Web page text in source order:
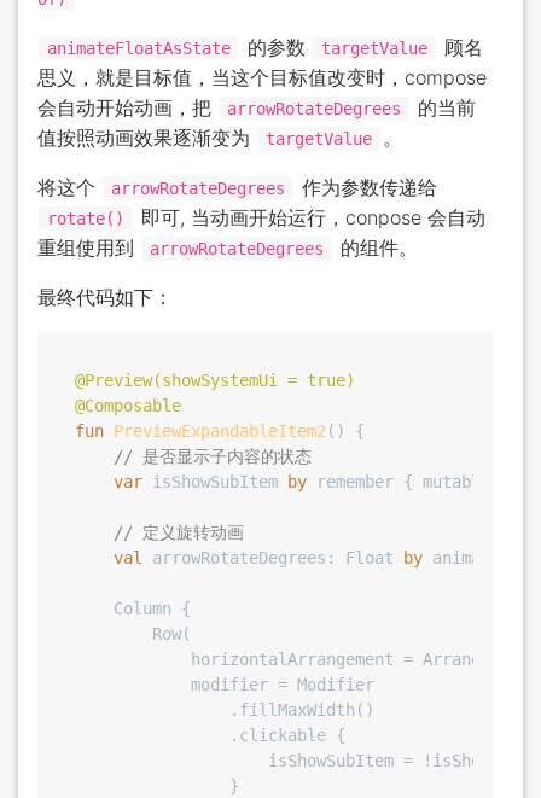
animateFloatAsState 的参数 targetValue
顾名
思义，就是目标值，当这个目标值改变时，compose
会自动开始动画，把
arrowRotateDegrees
的当前
值按照动画效果逐渐变为
targetValue 。
将这个 arrowRotateDegrees 作为参数传递给
rotate()
即可, 当动画开始运行，conpose 会自动
重组使用到
arrowRotateDegrees 的组件。
最终代码如下：
@Preview(showSystemUi = true)
@Composable
fun PreviewExpandableItem2 ()
{
// 是否显示子内容的状态
var isShowSubItem by remember {
// 定义旋转动画
val
arrowRotateDegrees: Float by
    Column {
        Row(
horizontalArrangement =
            modifier = Modifier
                .fillMaxWidth()
                .clickable {
isShowSubItem =
                }